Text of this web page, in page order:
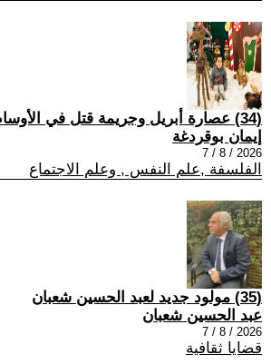
(34) عصارة أبريل وجريمة قتل في الأوساط الكنسيّة
إيمان بوقردغة
2026 / 8 / 7
الفلسفة ,علم النفس , وعلم الاجتماع
(35) مولود جديد لعبد الحسين شعبان
عبد الحسين شعبان
2026 / 8 / 7
قضايا ثقافية